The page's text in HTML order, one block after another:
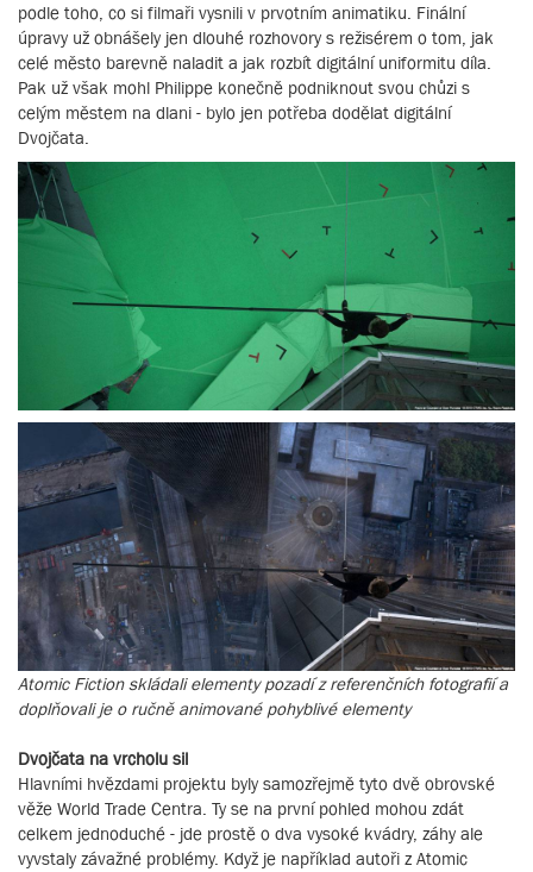
podle toho, co si filmaři vysnili v prvotním animatiku. Finální
úpravy už obnášely jen dlouhé rozhovory s režisérem o tom, jak
celé město barevně naladit a jak rozbít digitální uniformitu díla.
Pak už však mohl Philippe konečně podniknout svou chůzi s
celým městem na dlani - bylo jen potřeba dodělat digitální
Dvojčata.
Atomic Fiction skládali elementy pozadí z referenčních fotografií a
doplňovali je o ručně animované pohyblivé elementy
Dvojčata na vrcholu sil
Hlavními hvězdami projektu byly samozřejmě tyto dvě obrovské
věže World Trade Centra. Ty se na první pohled mohou zdát
celkem jednoduché - jde prostě o dva vysoké kvádry, záhy ale
vyvstaly závažné problémy. Když je například autoři z Atomic